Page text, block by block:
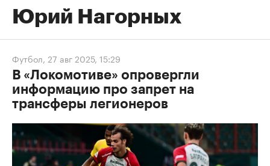
Юрий Нагорных
Футбол, 27 авг 2025, 15:29
В «Локомотиве» опровергли
информацию про запрет на
трансферы легионеров